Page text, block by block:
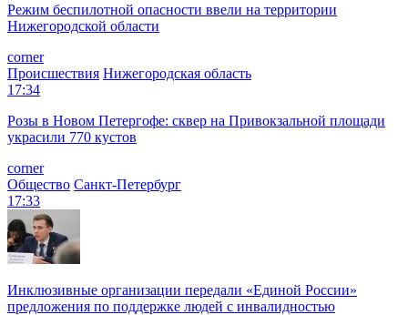
Режим беспилотной опасности ввели на территории
Нижегородской области
corner
Происшествия Нижегородская область
17:34
Розы в Новом Петергофе: сквер на Привокзальной площади
украсили 770 кустов
corner
Общество Санкт-Петербург
17:33
Инклюзивные организации передали «Единой России»
предложения по поддержке людей с инвалидностью